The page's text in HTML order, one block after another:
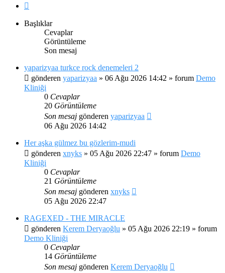
Başlıklar
Cevaplar
Görüntüleme
Son mesaj
yaparizyaa turkce rock denemeleri 2
gönderen yaparizyaa » 06 Ağu 2026 14:42 » forum Demo
Kliniği
0 Cevaplar
20 Görüntüleme
Son mesaj gönderen yaparizyaa
06 Ağu 2026 14:42
Her aşka gülmez bu gözlerim-mudi
gönderen xnyks » 05 Ağu 2026 22:47 » forum Demo
Kliniği
0 Cevaplar
21 Görüntüleme
Son mesaj gönderen xnyks
05 Ağu 2026 22:47
RAGEXED - THE MIRACLE
gönderen Kerem Deryaoğlu » 05 Ağu 2026 22:19 » forum
Demo Kliniği
0 Cevaplar
14 Görüntüleme
Son mesaj gönderen Kerem Deryaoğlu